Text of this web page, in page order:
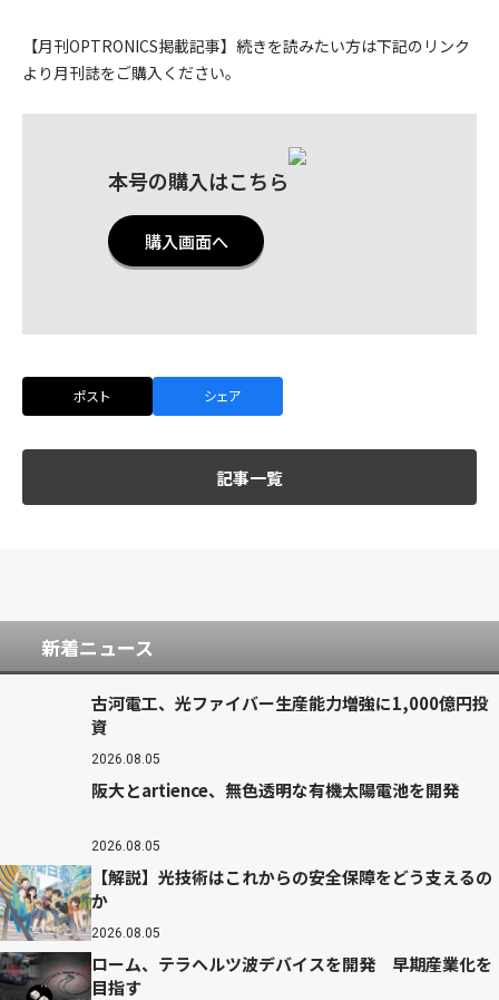
【月刊OPTRONICS掲載記事】続きを読みたい方は下記のリンク
より月刊誌をご購入ください。
本号の購入はこちら
購入画面へ
ポスト シェア
記事一覧
新着ニュース
古河電工、光ファイバー生産能力増強に1,000億円投
資
2026.08.05
阪大とartience、無色透明な有機太陽電池を開発
2026.08.05
【解説】光技術はこれからの安全保障をどう支えるの
か
2026.08.05
ローム、テラヘルツ波デバイスを開発 早期産業化を
目指す